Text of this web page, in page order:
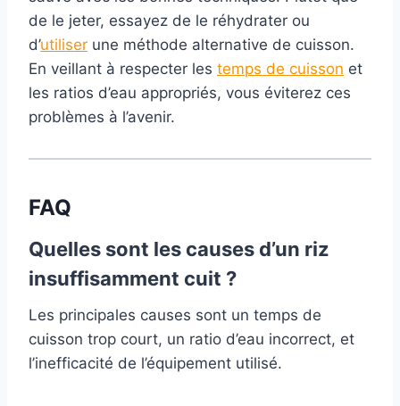
de le jeter, essayez de le réhydrater ou
d’utiliser une méthode alternative de cuisson.
En veillant à respecter les temps de cuisson et
les ratios d’eau appropriés, vous éviterez ces
problèmes à l’avenir.
FAQ
Quelles sont les causes d’un riz
insuffisamment cuit ?
Les principales causes sont un temps de
cuisson trop court, un ratio d’eau incorrect, et
l’inefficacité de l’équipement utilisé.